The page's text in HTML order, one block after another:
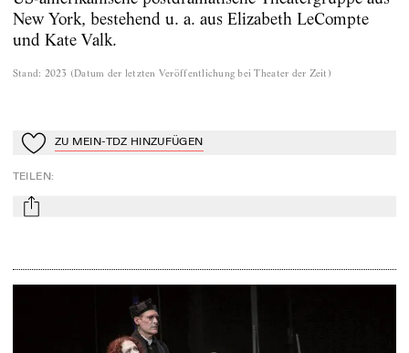
New York, bestehend u. a. aus Elizabeth LeCompte
und Kate Valk.
Stand: 2023 (Datum der letzten Veröffentlichung bei Theater der Zeit )
Zu Mein-TdZ hinzufügen
ZU MEIN-TDZ HINZUFÜGEN
TEILEN:
mail